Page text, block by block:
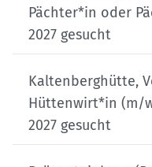
Pächter*in oder
2027 gesucht
Kaltenberghütte,
Hüttenwirt*in (m/
2027 gesucht